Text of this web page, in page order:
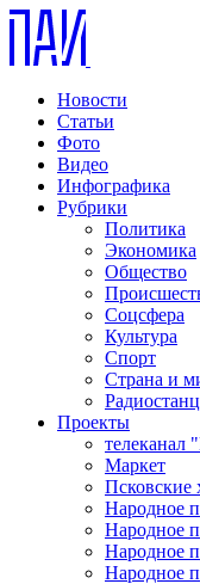
Новости
Статьи
Фото
Видео
Инфографика
Рубрики
Политика
Экономика
Общество
Соцсфера
Культура
Спорт
Страна и
Проекты
телеканал
Маркет
Народное
Народное
Народное
Народное